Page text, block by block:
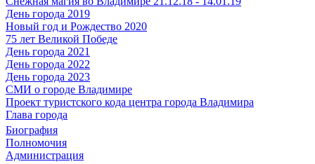
День города 2019
Новый год и Рождество 2020
75 лет Великой Победе
День города 2021
День города 2022
День города 2023
СМИ о городе Владимире
Проект туристского кода центра города Владимира
Глава города
Биография
Полномочия
Администрация